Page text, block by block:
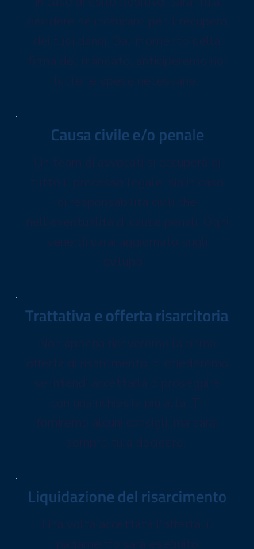
Causa civile e/o penale
Trattativa e offerta risarcitoria
Liquidazione del risarcimento